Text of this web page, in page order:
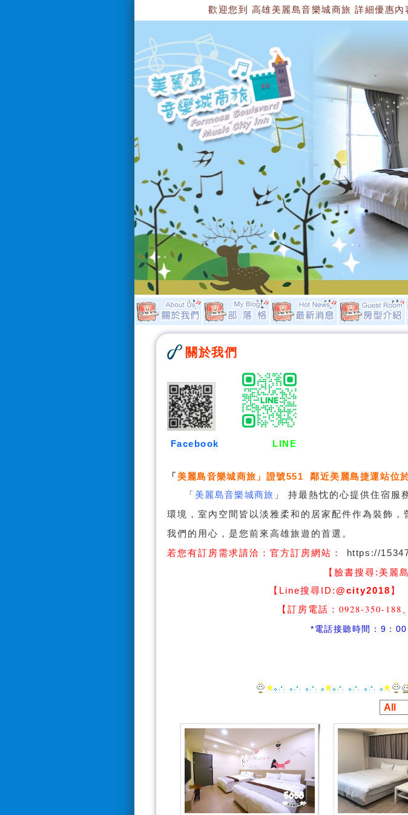
歡迎您到 高雄美麗島音樂城商旅 詳細優惠內
關於我們
Facebook LINE
「 美麗島音樂城商旅 」證號551 鄰近美麗島捷運站位
「 美麗島音樂城商旅 」 持最熱忱的心提供住宿服
環境，室內空間皆以淡雅柔和的居家配件作為裝飾
我們的用心，是您前來高雄旅遊的首選。
若您有訂房需求請洽： 官方訂房網站： https://
【臉書搜尋: 美麗
【Line搜尋ID:@city2018 】
【訂房電話：0928-350-188、
*電話接聽時間：9：00～21